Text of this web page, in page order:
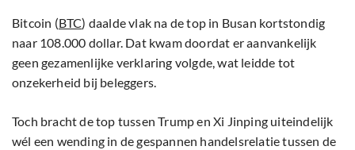
Bitcoin (BTC) daalde vlak na de top in Busan kortstondig
naar 108.000 dollar. Dat kwam doordat er aanvankelijk
geen gezamenlijke verklaring volgde, wat leidde tot
onzekerheid bij beleggers.
Toch bracht de top tussen Trump en Xi Jinping uiteindelijk
wél een wending in de gespannen handelsrelatie tussen de